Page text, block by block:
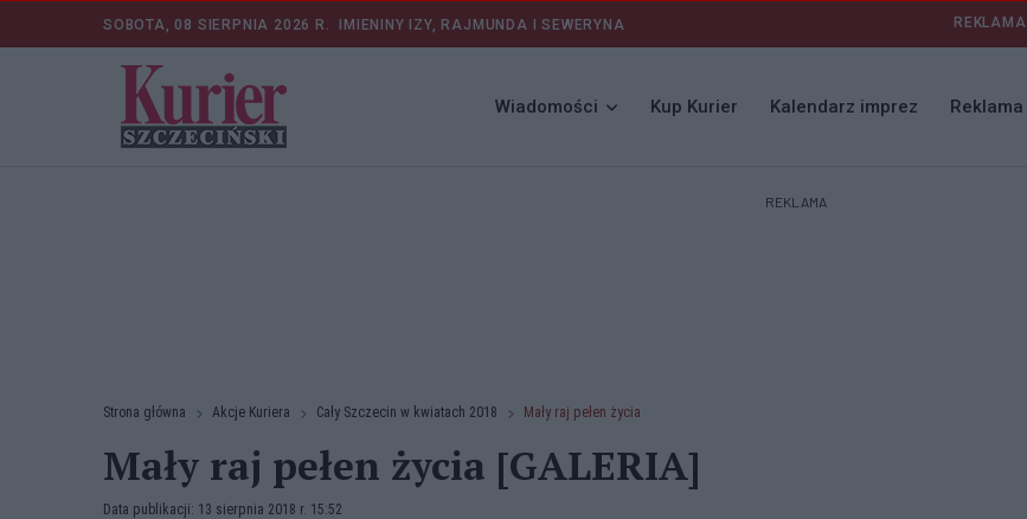
SOBOTA, 08 SIERPNIA 2026 R. IMIENINY IZY, RAJMUNDA I SEWERYNA REKLAMA
Wiadomości Kup Kurier Kalendarz imprez Reklama
REKLAMA
Strona główna Akcje Kuriera Cały Szczecin w kwiatach 2018 Mały raj pełen życia
Mały raj pełen życia [GALERIA]
Data publikacji: 13 sierpnia 2018 r. 15:52